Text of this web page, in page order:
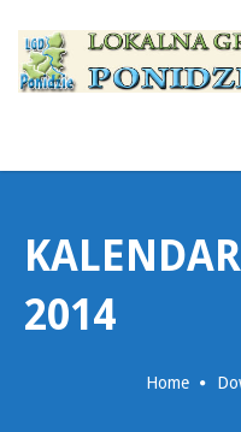
Menu
2014
Home